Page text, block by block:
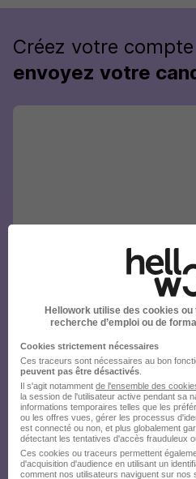
Créez votre
envoyez votre
Hellowork utilise des cookies
recherche d’emploi ou de
Cookies strictement nécessaires
Ces traceurs sont nécessaires au bon
peuvent pas être désactivés
Il s'agit notamment de l'ensemble des
la session de l'utilisateur active pendant sa
informations temporaires telles que les
ou les offres vues, gérer les processus
est connecté ou non, et plus globalement
détectant les tentatives d'accès frauduleux
Ces cookies ou traceurs permettent
d'acquisition d'audience en utilisant un
comment nos utilisateurs naviguent sur nos